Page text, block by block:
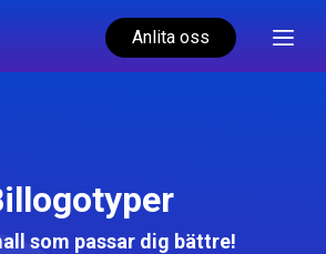
Anlita oss
som passar dig bättre!